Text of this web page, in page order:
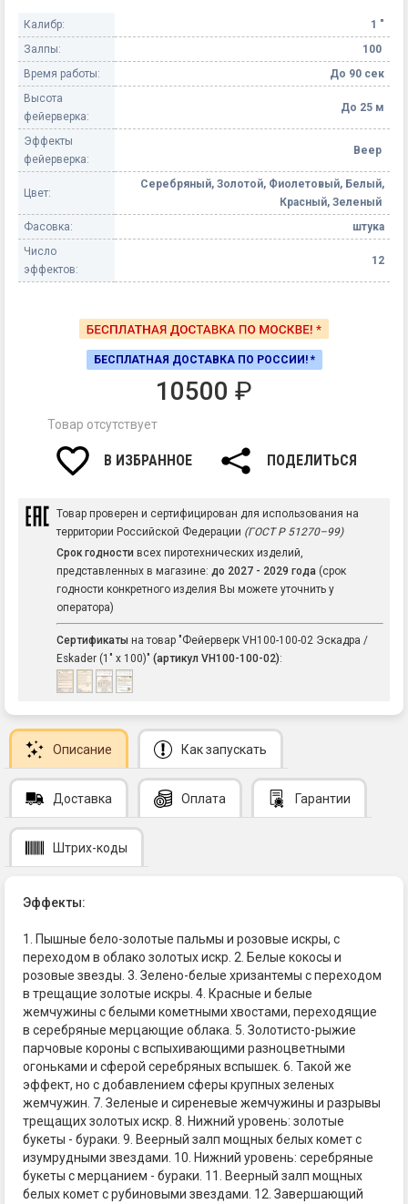
Калибр:
1 "
Залпы:
100
Время работы:
До 90 сек
Высота
фейерверка:
До 25 м
Эффекты
фейерверка:
Веер
Цвет:
Серебряный, Золотой, Фиолетовый, Белый,
Красный, Зеленый
Фасовка:
штука
Число
эффектов:
12
БЕСПЛАТНАЯ ДОСТАВКА ПО РОССИИ! *
10500 ₽
Товар отсутствует
В ИЗБРАННОЕ ПОДЕЛИТЬСЯ
Товар проверен и сертифицирован для использования на
территории Российской Федерации (ГОСТ Р 51270–99)
Срок годности всех пиротехнических изделий,
представленных в магазине: до 2027 - 2029 года (срок
годности конкретного изделия Вы можете уточнить у
оператора)
Сертификаты на товар "Фейерверк VH100-100-02 Эскадра /
Eskader (1" х 100)" (артикул VH100-100-02):
Описание Как запускать
Доставка Оплата Гарантии
Штрих-коды
Эффекты:
1. Пышные бело-золотые пальмы и розовые искры, с
переходом в облако золотых искр. 2. Белые кокосы и
розовые звезды. 3. Зелено-белые хризантемы с переходом
в трещащие золотые искры. 4. Красные и белые
жемчужины с белыми кометными хвостами, переходящие
в серебряные мерцающие облака. 5. Золотисто-рыжие
парчовые короны с вспыхивающими разноцветными
огоньками и сферой серебряных вспышек. 6. Такой же
эффект, но с добавлением сферы крупных зеленых
жемчужин. 7. Зеленые и сиреневые жемчужины и разрывы
трещащих золотых искр. 8. Нижний уровень: золотые
букеты - бураки. 9. Веерный залп мощных белых комет с
изумрудными звездами. 10. Нижний уровень: серебряные
букеты с мерцанием - бураки. 11. Веерный залп мощных
белых комет с рубиновыми звездами. 12. Завершающий